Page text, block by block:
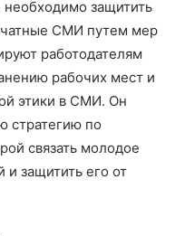
защитить
СМИ путем мер
работодателям
рабочих мест и
этики в СМИ. Он
стратегию по
связать молодое
и защитить его от